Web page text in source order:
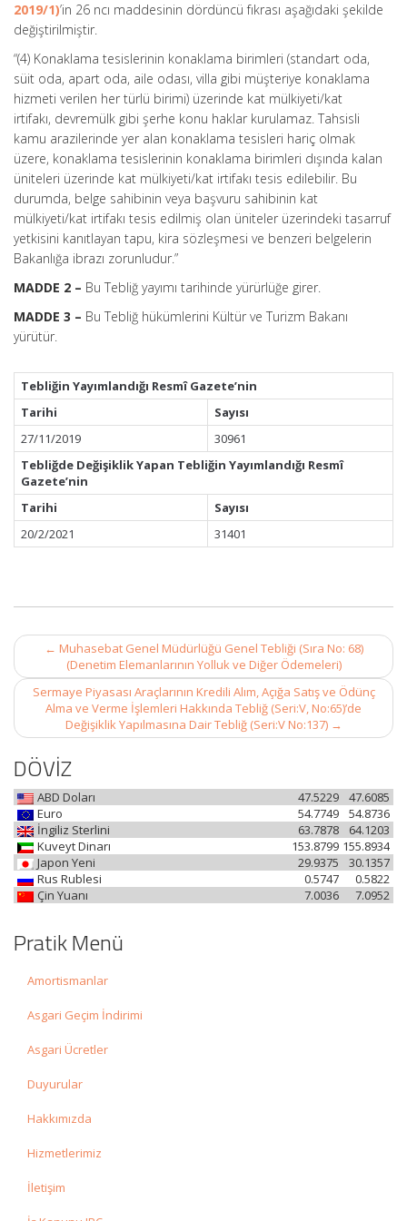
2019/1)’in 26 ncı maddesinin dördüncü fıkrası aşağıdaki şekilde
değiştirilmiştir.
“(4) Konaklama tesislerinin konaklama birimleri (standart oda,
süit oda, apart oda, aile odası, villa gibi müşteriye konaklama
hizmeti verilen her türlü birimi) üzerinde kat mülkiyeti/kat
irtifakı, devremülk gibi şerhe konu haklar kurulamaz. Tahsisli
kamu arazilerinde yer alan konaklama tesisleri hariç olmak
üzere, konaklama tesislerinin konaklama birimleri dışında kalan
üniteleri üzerinde kat mülkiyeti/kat irtifakı tesis edilebilir. Bu
durumda, belge sahibinin veya başvuru sahibinin kat
mülkiyeti/kat irtifakı tesis edilmiş olan üniteler üzerindeki tasarruf
yetkisini kanıtlayan tapu, kira sözleşmesi ve benzeri belgelerin
Bakanlığa ibrazı zorunludur.”
MADDE 2 – Bu Tebliğ yayımı tarihinde yürürlüğe girer.
MADDE 3 – Bu Tebliğ hükümlerini Kültür ve Turizm Bakanı
yürütür.
Tebliğin Yayımlandığı Resmî Gazete’nin
Tarihi
Sayısı
27/11/2019
30961
Tebliğde Değişiklik Yapan Tebliğin Yayımlandığı Resmî
Gazete’nin
Tarihi
Sayısı
20/2/2021
31401
Post
navigation
← Muhasebat Genel Müdürlüğü Genel Tebliği (Sıra No: 68)
(Denetim Elemanlarının Yolluk ve Diğer Ödemeleri)
Sermaye Piyasası Araçlarının Kredili Alım, Açığa Satış ve Ödünç
Alma ve Verme İşlemleri Hakkında Tebliğ (Seri:V, No:65)’de
Değişiklik Yapılmasına Dair Tebliğ (Seri:V No:137) →
DÖVİZ
ABD Doları 47.6085
47.5229
Euro
54.8736
54.7749
İngiliz Sterlini
64.1203
63.7878
Kuveyt Dinarı
155.8934
153.8799
Japon Yeni
30.1357
29.9375
Rus Rublesi
0.5822
0.5747
Çin Yuanı
7.0952
7.0036
Pratik Menü
Amortismanlar
Asgari Geçim İndirimi
Asgari Ücretler
Duyurular
Hakkımızda
Hizmetlerimiz
İletişim